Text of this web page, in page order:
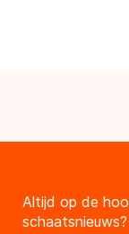
Altijd op de